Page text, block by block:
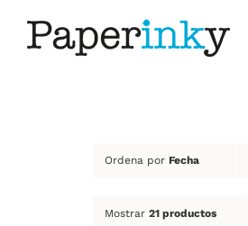
Ordena por Fecha
Mostrar 21 productos